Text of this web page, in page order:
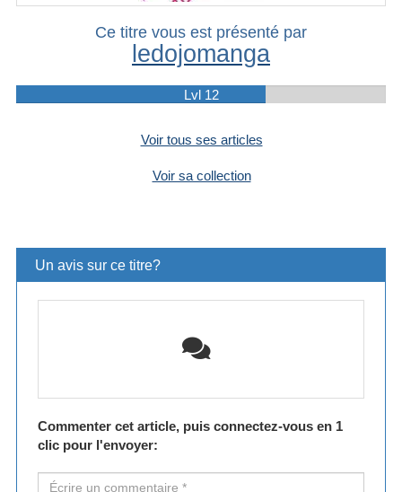
Ce titre vous est présenté par
ledojomanga
Lvl 12
Voir tous ses articles
Voir sa collection
Un avis sur ce titre?
Commenter cet article, puis connectez-vous en 1
clic pour l'envoyer: